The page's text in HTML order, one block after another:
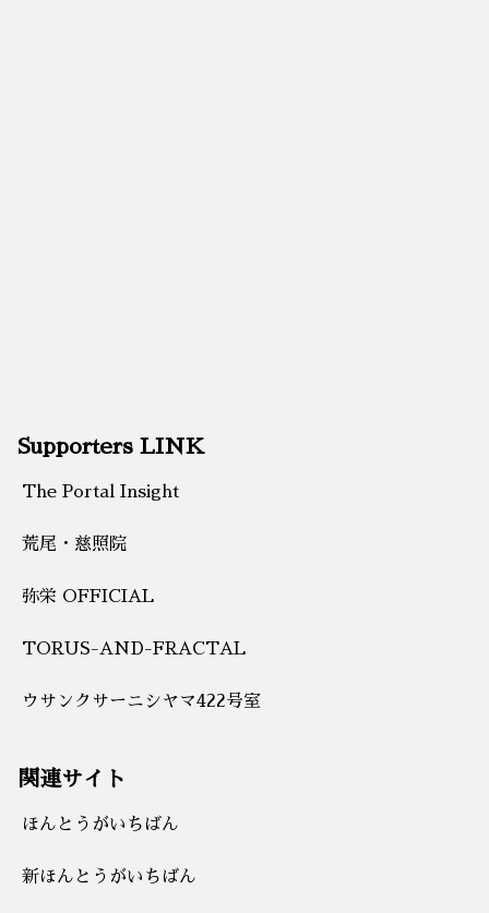
Supporters LINK
The Portal Insight
荒尾・慈照院
弥栄 OFFICIAL
TORUS-AND-FRACTAL
ウサンクサーニシヤマ422号室
関連サイト
ほんとうがいちばん
新ほんとうがいちばん